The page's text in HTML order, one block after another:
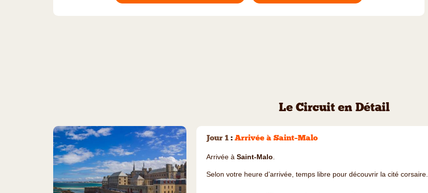
Le Circuit en Détail
Jour 1: Arrivée à Saint–Malo
Arrivée à Saint-Malo.
Selon votre heure d’arrivée, temps libre pour découvrir la cité corsaire.